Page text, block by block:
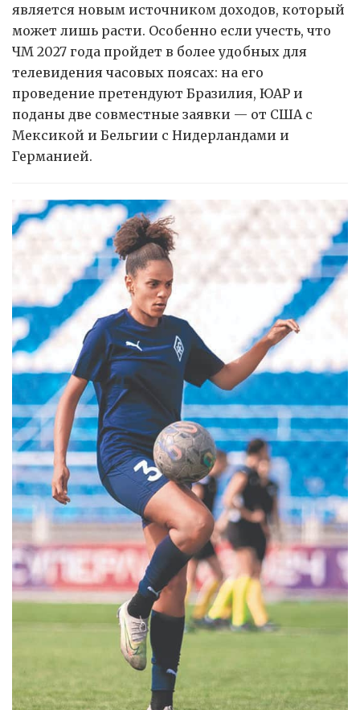
является новым источником доходов, который
может лишь расти. Особенно если учесть, что
ЧМ 2027 года пройдет в более удобных для
телевидения часовых поясах: на его
проведение претендуют Бразилия, ЮАР и
поданы две совместные заявки — от США с
Мексикой и Бельгии с Нидерландами и
Германией.